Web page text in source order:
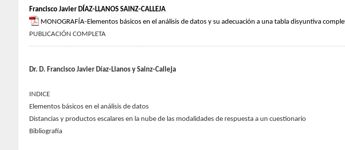
Francisco Javier DÍAZ-LLANOS SAINZ-CALLEJA
MONOGRAFÍA-Elementos básicos en el análisis de datos y su adecuación a una tabla disyuntiva
PUBLICACIÓN COMPLETA
Dr. D. Francisco Javier Díaz-Llanos y Sainz-Calleja
INDICE
Elementos básicos en el análisis de datos
Distancias y productos escalares en la nube de las modalidades de respuesta a un cuestionario
Bibliografía